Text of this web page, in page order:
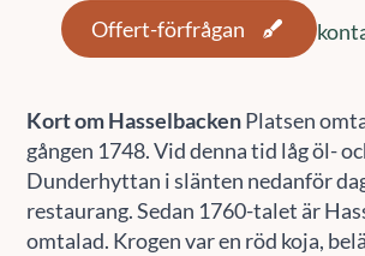
Offert-förfrågan
Kort om HasselbackenPlatsen
gången 1748. Vid denna tid låg öl-
Dunderhyttan i slänten nedanför
restaurang. Sedan 1760-talet är
omtalad. Krogen var en röd koja,